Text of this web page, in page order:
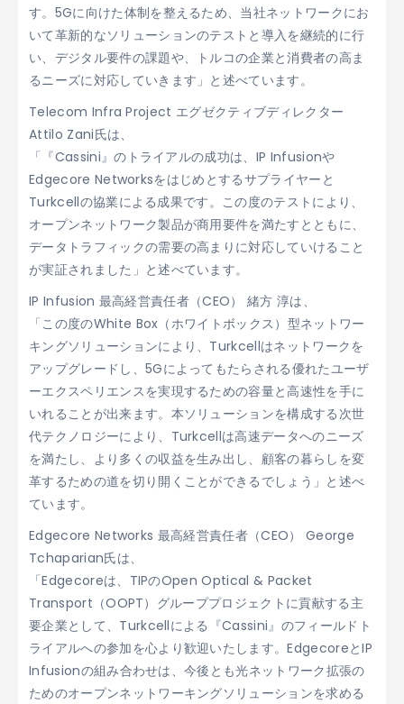
す。5Gに向けた体制を整えるため、当社ネットワークにお
いて革新的なソリューションのテストと導入を継続的に行
い、デジタル要件の課題や、トルコの企業と消費者の高ま
るニーズに対応していきます」と述べています。
Telecom Infra Project エグゼクティブディレクター
Attilo Zani氏は、
「『Cassini』のトライアルの成功は、IP Infusionや
Edgecore Networksをはじめとするサプライヤーと
Turkcellの協業による成果です。この度のテストにより、
オープンネットワーク製品が商用要件を満たすとともに、
データトラフィックの需要の高まりに対応していけること
が実証されました」と述べています。
IP Infusion 最高経営責任者（CEO） 緒方 淳は、
「この度のWhite Box（ホワイトボックス）型ネットワー
キングソリューションにより、Turkcellはネットワークを
アップグレードし、5Gによってもたらされる優れたユーザ
ーエクスペリエンスを実現するための容量と高速性を手に
いれることが出来ます。本ソリューションを構成する次世
代テクノロジーにより、Turkcellは高速データへのニーズ
を満たし、より多くの収益を生み出し、顧客の暮らしを変
革するための道を切り開くことができるでしょう」と述べ
ています。
Edgecore Networks 最高経営責任者（CEO） George
Tchaparian氏は、
「Edgecoreは、TIPのOpen Optical & Packet
Transport（OOPT）グループプロジェクトに貢献する主
要企業として、Turkcellによる『Cassini』のフィールドト
ライアルへの参加を心より歓迎いたします。EdgecoreとIP
Infusionの組み合わせは、今後とも光ネットワーク拡張の
ためのオープンネットワーキングソリューションを求める